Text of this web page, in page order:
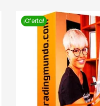
¡Oferta!